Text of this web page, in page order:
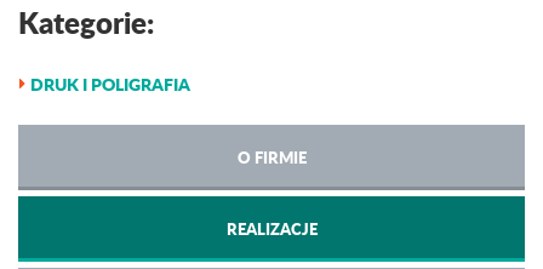
Kategorie:
DRUK I POLIGRAFIA
O FIRMIE
REALIZACJE